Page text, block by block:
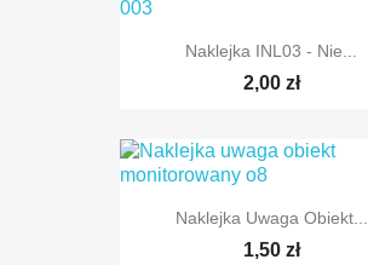
Naklejka INL03 - Nie...
2,00 zł
Naklejka Uwaga Obiekt...
1,50 zł